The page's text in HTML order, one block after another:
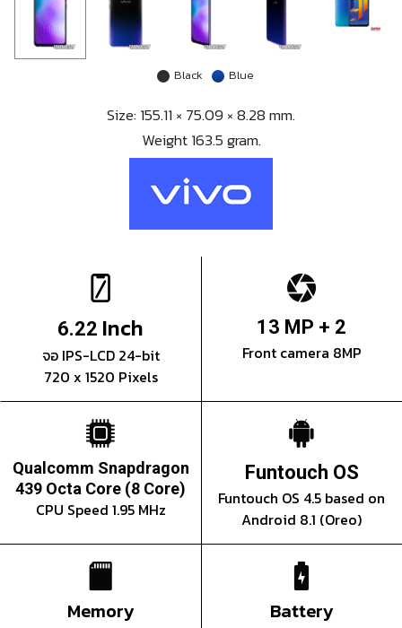
Black Blue
Size: 155.11 × 75.09 × 8.28 mm.
Weight 163.5 gram.
6.22 Inch
จอ IPS-LCD 24-bit
720 x 1520 Pixels
13 MP + 2
Front camera 8MP
Qualcomm Snapdragon
439 Octa Core (8 Core)
CPU Speed 1.95 MHz
Funtouch OS
Funtouch OS 4.5 based on
Android 8.1 (Oreo)
Memory Battery